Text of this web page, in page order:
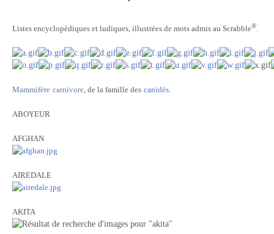
Listes encyclopédiques et ludiques, illustrées de mots admis au Scrabble®.
Mammifère carnivore, de la famille des canidés.
ABOYEUR
AFGHAN
AIREDALE
AKITA